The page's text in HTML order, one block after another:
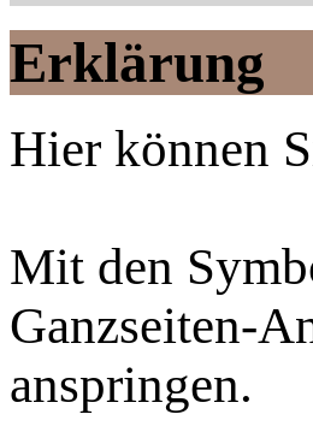
Erklärung
Hier können
Mit den
Ganzseiten-
anspringen.